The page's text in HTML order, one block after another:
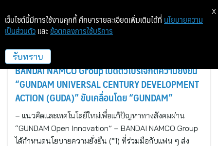
เกียวโด เจบีเอ็น-เอเชียเน็ท
BANDAI NAMCO Group เปิดตัวโปรเจกต์ความยั่งยืน
“GUNDAM UNIVERSAL CENTURY DEVELOPMENT
ACTION (GUDA)” ขับเคลื่อนโดย “GUNDAM”
– แนวคิดและเทคโนโลยีใหม่เพื่อแก้ปัญหาทางสังคมผ่าน
“GUNDAM Open Innovation” – BANDAI NAMCO Group
ได้กำหนดนโยบายความยั่งยืน (*1) ที่ร่วมมือกับแฟน ๆ ส่ง
เว็บไซต์นี้มีการใช้งานคุกกี้ ศึกษารายละเอียดเพิ่มเติมได้ที่ นโยบายความ
เป็นส่วนตัว และ ข้อตกลงการใช้บริการ
รับทราบ
X